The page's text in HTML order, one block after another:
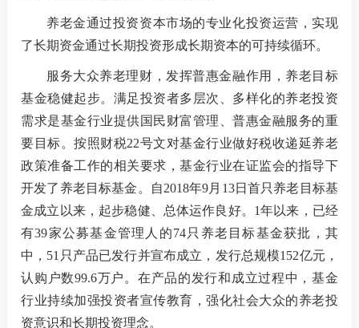
养老金通过投资资本市场的专业化投资运营，实现
了长期资金通过长期投资形成长期资本的可持续循环。
服务大众养老理财，发挥普惠金融作用，养老目标
基金稳健起步。满足投资者多层次、多样化的养老投资
需求是基金行业提供国民财富管理、普惠金融服务的重
要目标。按照财税22号文对基金行业做好税收递延养老
政策准备工作的相关要求，基金行业在证监会的指导下
开发了养老目标基金。自2018年9月13日首只养老目标基
金成立以来，起步稳健、总体运作良好。1年以来，已经
有39家公募基金管理人的74只养老目标基金获批，其
中，51只产品已发行并宣布成立，发行总规模152亿元，
认购户数99.6万户。在产品的发行和成立过程中，基金
行业持续加强投资者宣传教育，强化社会大众的养老投
资意识和长期投资理念。